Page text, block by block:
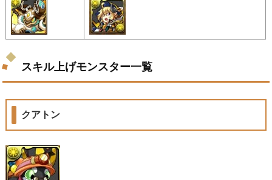
スキル上げモンスター一覧
クアトン